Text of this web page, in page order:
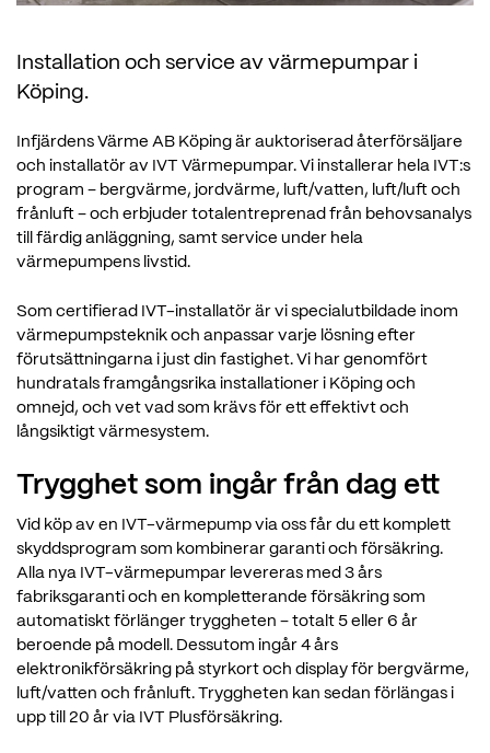
Installation och service av värmepumpar i
Köping.
Infjärdens Värme AB Köping är auktoriserad återförsäljare
och installatör av IVT Värmepumpar. Vi installerar hela IVT:s
program – bergvärme, jordvärme, luft/vatten, luft/luft och
frånluft – och erbjuder totalentreprenad från behovsanalys
till färdig anläggning, samt service under hela
värmepumpens livstid.
Som certifierad IVT-installatör är vi specialutbildade inom
värmepumpsteknik och anpassar varje lösning efter
förutsättningarna i just din fastighet. Vi har genomfört
hundratals framgångsrika installationer i Köping och
omnejd, och vet vad som krävs för ett effektivt och
långsiktigt värmesystem.
Trygghet som ingår från dag ett
Vid köp av en IVT-värmepump via oss får du ett komplett
skyddsprogram som kombinerar garanti och försäkring.
Alla nya IVT-värmepumpar levereras med 3 års
fabriksgaranti och en kompletterande försäkring som
automatiskt förlänger tryggheten – totalt 5 eller 6 år
beroende på modell. Dessutom ingår 4 års
elektronikförsäkring på styrkort och display för bergvärme,
luft/vatten och frånluft. Tryggheten kan sedan förlängas i
upp till 20 år via IVT Plusförsäkring.